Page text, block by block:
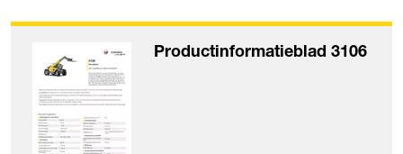
Productinformatieblad 3106